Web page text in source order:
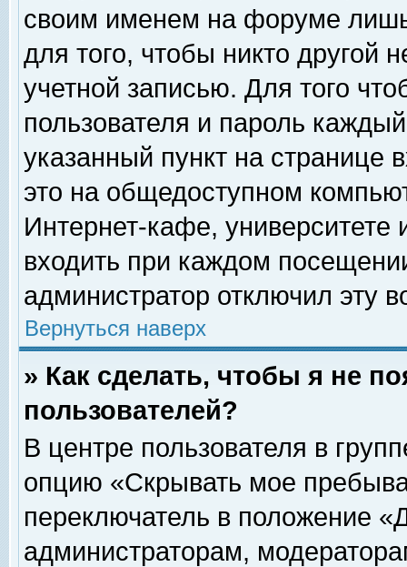
своим именем на форуме
для того, чтобы никто другой
учетной записью. Для того
пользователя и пароль
указанный пункт на
это на общедоступном
Интернет-кафе, университете
входить при каждом
администратор отключил эту
Вернуться наверх
» Как сделать, чтобы я не
пользователей?
В центре пользователя в
опцию «Скрывать мое
переключатель в положение
администраторам,